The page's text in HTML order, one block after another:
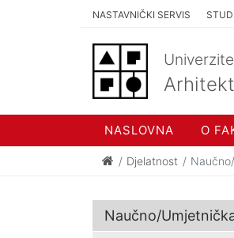
NASTAVNIČKI SERVIS
NASLOVNA O
Djelatnost
Naučno/